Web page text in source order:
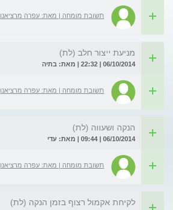
תשובת מומחה | מאת: עפרה מרציאנו
מניעת ייצור חלב (לת)
06/10/2014 | 22:32 | מאת: בתיה
תשובת מומחה | מאת: עפרה מרציאנו
הנקה ושעווה (לת)
06/10/2014 | 09:44 | מאת: עדי
תשובת מומחה | מאת: עפרה מרציאנו
לקיחת אקמול רצוף בזמן הנקה (לת)